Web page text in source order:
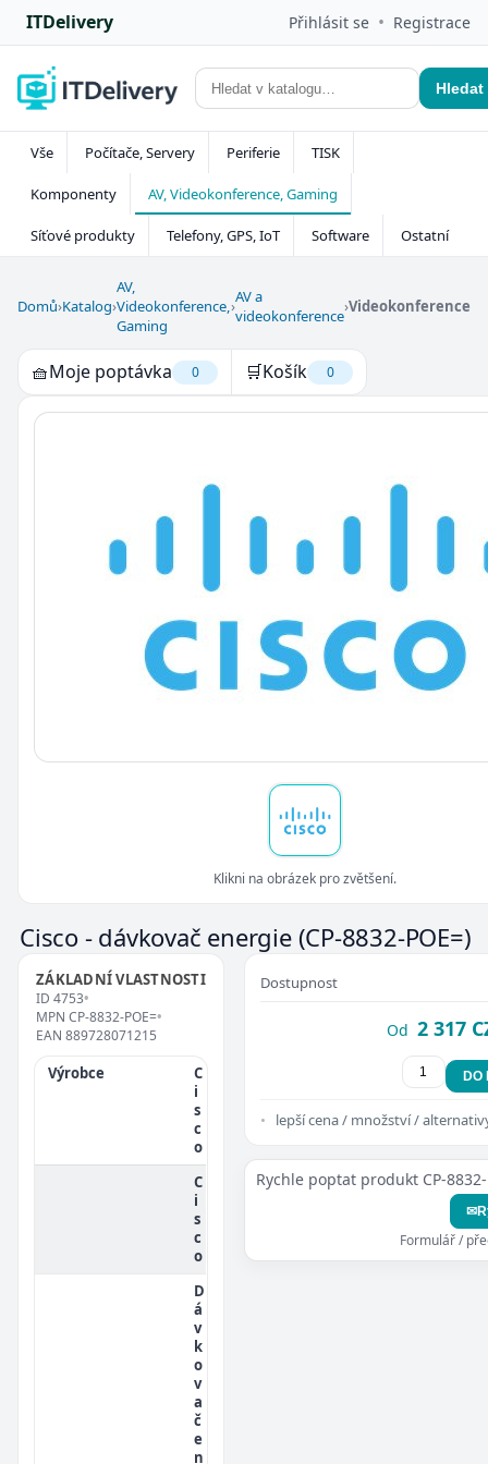
ITDelivery Přihlásit se • Registrace
Hledat
Vše Počítače, Servery Periferie TISK
Komponenty AV, Videokonference, Gaming
Síťové produkty Telefony, GPS, IoT Software Ostatní
Domů›Katalog›
AV,
Videokonference,
Gaming
›AV a
videokonference›Videokonference
🧺Moje poptávka 0 🛒Košík 0
Klikni na obrázek pro zvětšení.
Cisco - dávkovač energie (CP-8832-POE=)
ZÁKLADNÍ VLASTNOSTI
ID 4753•
MPN CP-8832-POE=•
EAN 889728071215
Výrobce
C
i
s
c
o
C
i
s
c
o
D
á
v
k
o
v
a
č
e
n
Dostupnost
Od 2 317
DO
lepší cena / množství /
Rychle poptat produkt CP-8832-
✉
Formulář /